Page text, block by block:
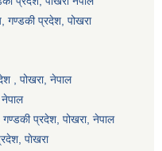
गण्डकी प्रदेश, पोखरा
, पोखरा, नेपाल
गण्डकी प्रदेश, पोखरा, नेपाल
पाेखरा